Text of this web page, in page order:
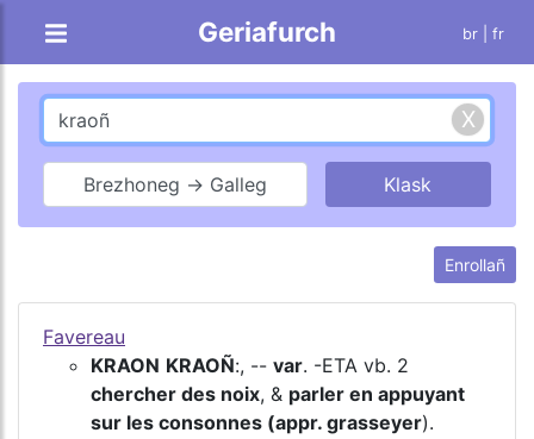
Geriafurch br | fr
Brezhoneg → Galleg
Enrollañ
Favereau
KRAON KRAOÑ:, -- var. -ETA vb. 2
chercher des noix, & parler en appuyant
sur les consonnes (appr. grasseyer).